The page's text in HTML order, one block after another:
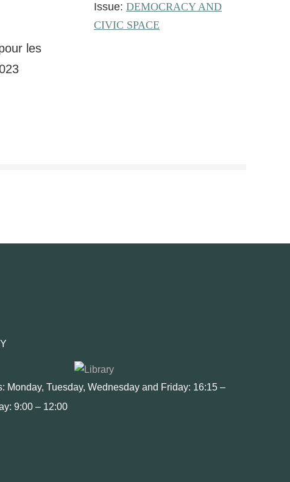
les
Issue: DEMOCRACY AND
CIVIC SPACE
Monday, Tuesday, Wednesday and Friday: 16:15 –
9:00 – 12:00